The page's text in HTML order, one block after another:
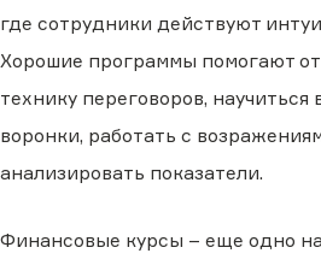
где сотрудники действуют
Хорошие программы помогают
технику переговоров, научиться
воронки, работать с
анализировать показатели.
Финансовые курсы – еще одно